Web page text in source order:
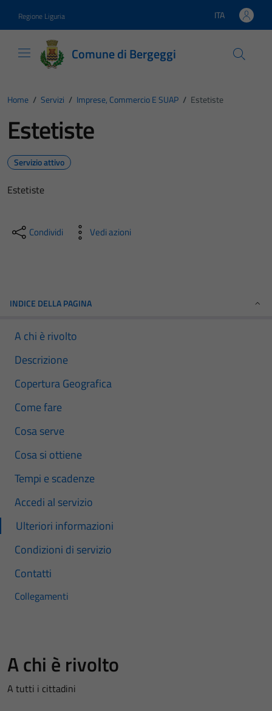
Regione Liguria Lingua attiva:
ITA
Comune di Bergeggi
Home / Servizi / Imprese, Commercio E SUAP / Estetiste
Estetiste
Servizio attivo
Estetiste
Condividi Vedi azioni
INDICE DELLA PAGINA
A chi è rivolto
Descrizione
Copertura Geografica
Come fare
Cosa serve
Cosa si ottiene
Tempi e scadenze
Accedi al servizio
Ulteriori informazioni
Condizioni di servizio
Contatti
Collegamenti
A chi è rivolto
A tutti i cittadini